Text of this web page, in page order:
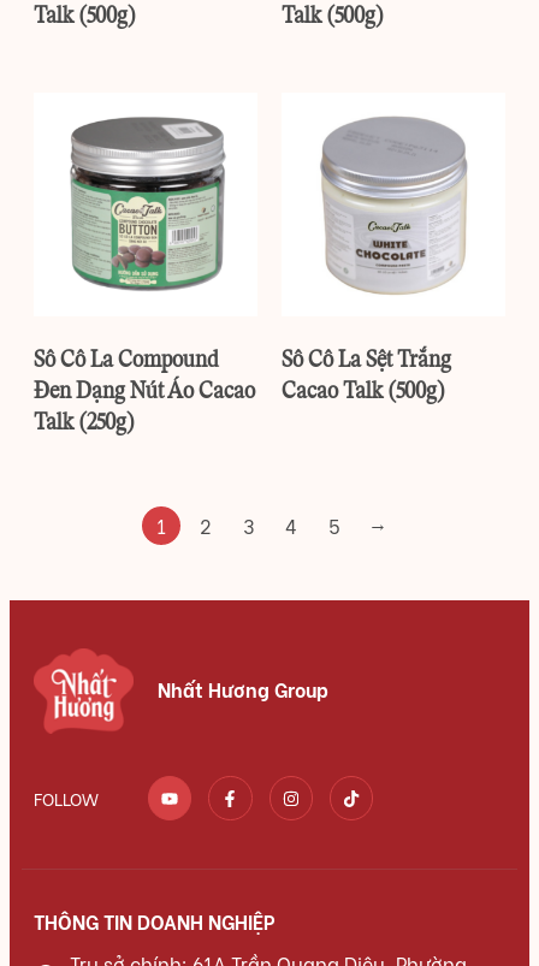
Talk (500g)
Talk (500g)
Sô Cô La Compound
Đen Dạng Nút Áo Cacao
Talk (250g)
Sô Cô La Sệt Trắng
Cacao Talk (500g)
1 2 3 4 5 →
Nhất Hương Group
FOLLOW
THÔNG TIN DOANH NGHIỆP